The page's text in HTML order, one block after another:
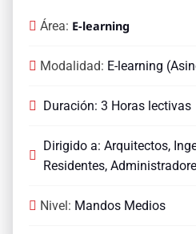
Área: E-learning
Modalidad: E-learning
Duración: 3 Horas lectivas
Dirigido a: Arquitectos,
Residentes,
Nivel: Mandos Medios